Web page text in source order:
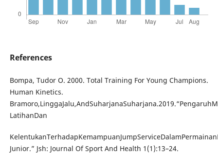
References
Bompa, Tudor O. 2000. Total Training For Young Champions.
Human Kinetics.
LatihanDan
Junior.” Jsh: Journal Of Sport And Health 1(1):13–24.